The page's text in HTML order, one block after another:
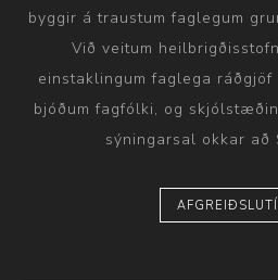
byggir á traustum faglegum
Við veitum
einstaklingum faglega ráðgjöf
bjóðum fagfólki, og
sýningarsal okkar að